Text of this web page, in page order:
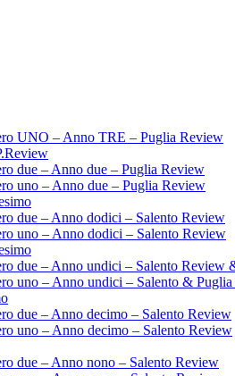
UNO – Anno TRE – Puglia Review
due – Anno due – Puglia Review
uno – Anno due – Puglia Review
due – Anno dodici – Salento Review
uno – Anno dodici – Salento Review
due – Anno undici – Salento Review
uno – Anno undici – Salento &
due – Anno decimo – Salento Review
uno – Anno decimo – Salento Review
due – Anno nono – Salento Review